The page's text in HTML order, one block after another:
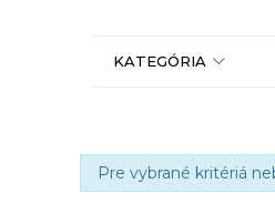
KATEGÓRIA
Pre vybrané kritériá